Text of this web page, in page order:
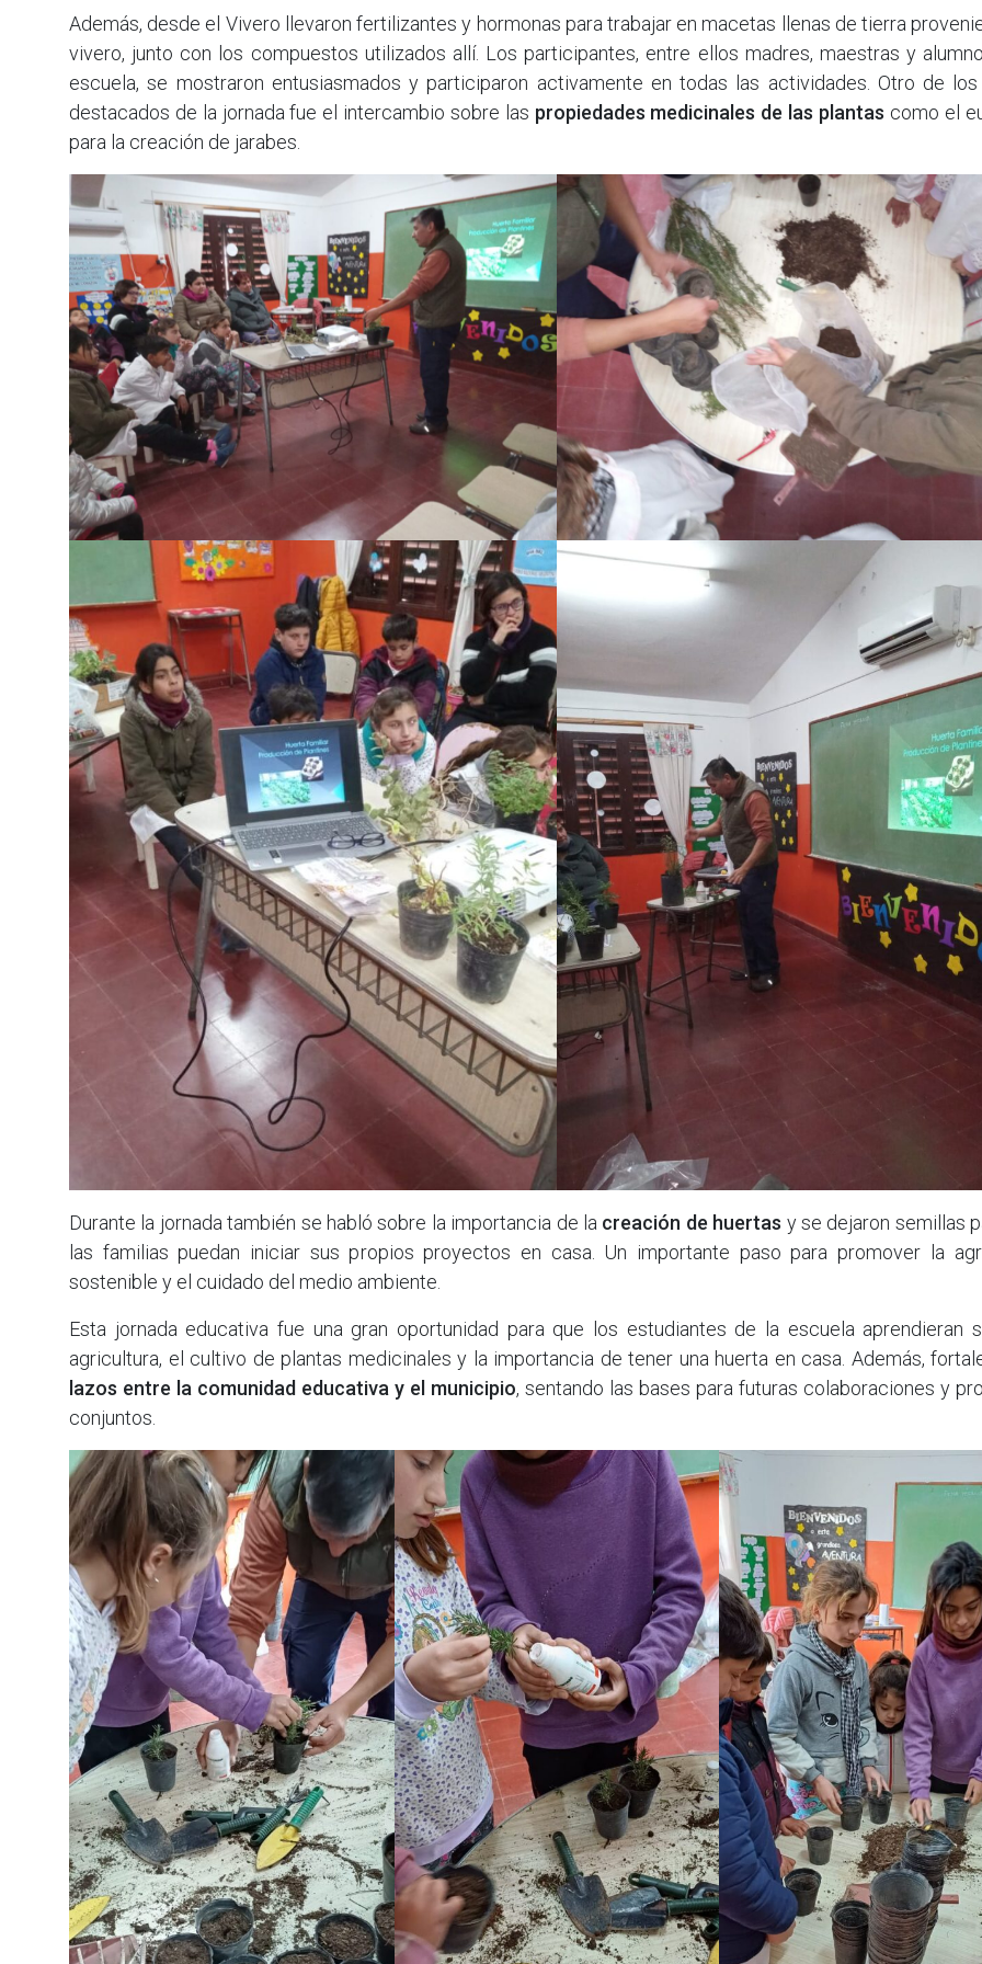
Además, desde el Vivero llevaron fertilizantes y hormonas para trabajar en macetas llenas de tierra
vivero, junto con los compuestos utilizados allí. Los participantes, entre ellos madres, maestras y
escuela, se mostraron entusiasmados y participaron activamente en todas las actividades. Otro de
destacados de la jornada fue el intercambio sobre las propiedades medicinales de las plantas como el
para la creación de jarabes.
Durante la jornada también se habló sobre la importancia de la creación de huertas y se dejaron semillas
las familias puedan iniciar sus propios proyectos en casa. Un importante paso para promover la
sostenible y el cuidado del medio ambiente.
Esta jornada educativa fue una gran oportunidad para que los estudiantes de la escuela aprendieran
agricultura, el cultivo de plantas medicinales y la importancia de tener una huerta en casa. Además,
lazos entre la comunidad educativa y el municipio, sentando las bases para futuras colaboraciones y
conjuntos.